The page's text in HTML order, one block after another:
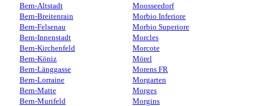
Bern-Altstadt
Bern-Breitenrain
Bern-Felsenau
Bern-Innenstadt
Bern-Kirchenfeld
Bern-Köniz
Bern-Länggasse
Bern-Lorraine
Bern-Matte
Bern-Murifeld
Moosseedorf
Morbio Inferiore
Morbio Superiore
Morcles
Morcote
Mörel
Morens FR
Morgarten
Morges
Morgins